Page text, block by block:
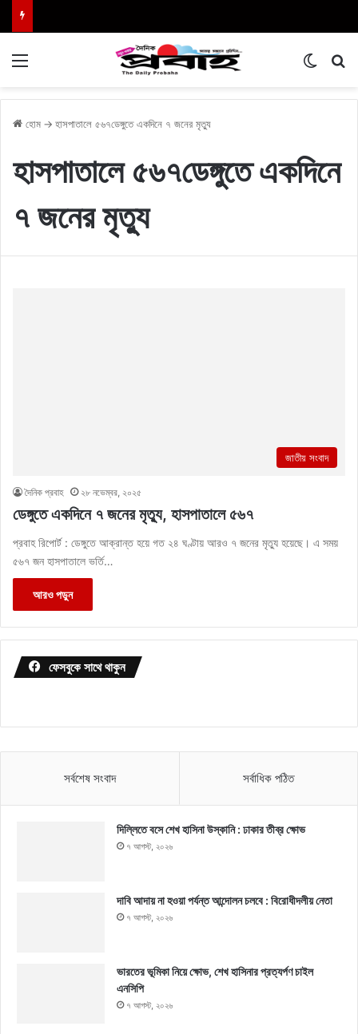
হোম → হাসপাতালে ৫৬৭ডেঙ্গুতে একদিনে ৭ জনের মৃত্যু
হাসপাতালে ৫৬৭ডেঙ্গুতে একদিনে
৭ জনের মৃত্যু
জাতীয় সংবাদ
দৈনিক প্রবাহ ২৮ নভেম্বর, ২০২৫
ডেঙ্গুতে একদিনে ৭ জনের মৃত্যু, হাসপাতালে ৫৬৭
প্রবাহ রিপোর্ট : ডেঙ্গুতে আক্রান্ত হয়ে গত ২৪ ঘণ্টায় আরও ৭ জনের মৃত্যু হয়েছে। এ সময়
৫৬৭ জন হাসপাতালে ভর্তি…
আরও পড়ুন
ফেসবুকে সাথে থাকুন
সর্বশেষ সংবাদ সর্বাধিক পঠিত
দিল্লিতে বসে শেখ হাসিনা উস্কানি : ঢাকার তীব্র ক্ষোভ
৭ আগস্ট, ২০২৬
দাবি আদায় না হওয়া পর্যন্ত আন্দোলন চলবে : বিরোধীদলীয় নেতা
৭ আগস্ট, ২০২৬
ভারতের ভূমিকা নিয়ে ক্ষোভ, শেখ হাসিনার প্রত্যর্পণ চাইল
এনসিপি
৭ আগস্ট, ২০২৬